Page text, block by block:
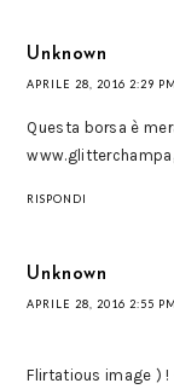
Unknown
APRILE 28, 2016 2:29 PM
Questa borsa è
RISPONDI
Unknown
APRILE 28, 2016 2:55 PM
Flirtatious image ) !